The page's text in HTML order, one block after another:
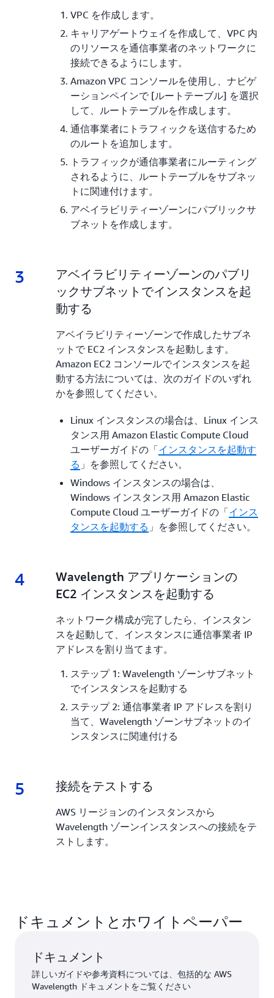
VPC を作成します。
キャリアゲートウェイを作成して、VPC 内
のリソースを通信事業者のネットワークに
接続できるようにします。
Amazon VPC コンソールを使用し、ナビゲ
ーションペインで [ルートテーブル] を選択
して、ルートテーブルを作成します。
通信事業者にトラフィックを送信するため
のルートを追加します。
トラフィックが通信事業者にルーティング
されるように、ルートテーブルをサブネッ
トに関連付けます。
アベイラビリティーゾーンにパブリックサ
ブネットを作成します。
3 3.
アベイラビリティーゾーンのパブリ
ックサブネットでインスタンスを起
動する
アベイラビリティーゾーンで作成したサブネ
ットで EC2 インスタンスを起動します。
Amazon EC2 コンソールでインスタンスを起
動する方法については、次のガイドのいずれ
かを参照してください。
Linux インスタンスの場合は、Linux インス
タンス用 Amazon Elastic Compute Cloud
ユーザーガイドの「インスタンスを起動す
る 」を参照してください。
Windows インスタンスの場合は、
Windows インスタンス用 Amazon Elastic
Compute Cloud ユーザーガイドの「インス
タンスを起動する 」を参照してください。
4 4.
Wavelength アプリケーションの
EC2 インスタンスを起動する
ネットワーク構成が完了したら、インスタン
スを起動して、インスタンスに通信事業者 IP
アドレスを割り当てます。
ステップ 1: Wavelength ゾーンサブネット
でインスタンスを起動する
ステップ 2: 通信事業者 IP アドレスを割り
当て、Wavelength ゾーンサブネットのイ
ンスタンスに関連付ける
5 5.
接続をテストする
AWS リージョンのインスタンスから
Wavelength ゾーンインスタンスへの接続をテ
ストします。
ドキュメントとホワイトペーパー
ドキュメント
詳しいガイドや参考資料については、包括的な AWS
Wavelength ドキュメントをご覧ください